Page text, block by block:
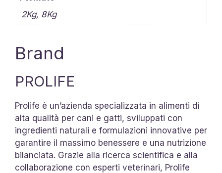
2Kg, 8Kg
Brand
PROLIFE
Prolife è un’azienda specializzata in alimenti di
alta qualità per cani e gatti, sviluppati con
ingredienti naturali e formulazioni innovative per
garantire il massimo benessere e una nutrizione
bilanciata. Grazie alla ricerca scientifica e alla
collaborazione con esperti veterinari, Prolife